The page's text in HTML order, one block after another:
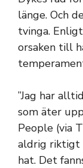
länge. Och
tvinga.
orsaken till
”Jag har
som äter
People (via
aldrig riktigt
hat. Det